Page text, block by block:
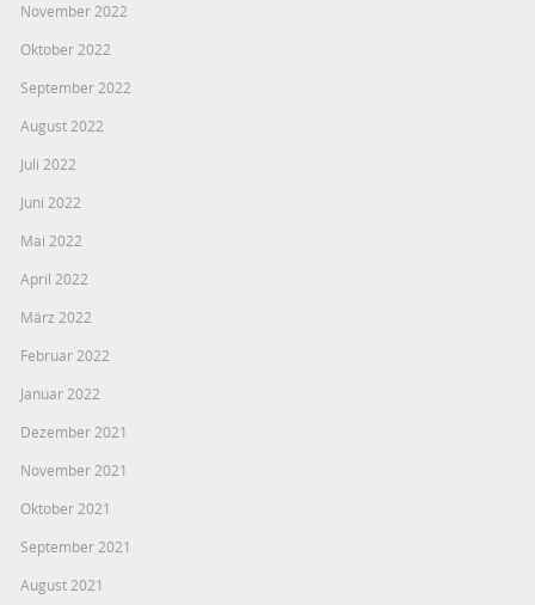
November 2022
Oktober 2022
September 2022
August 2022
Juli 2022
Juni 2022
Mai 2022
April 2022
März 2022
Februar 2022
Januar 2022
Dezember 2021
November 2021
Oktober 2021
September 2021
August 2021